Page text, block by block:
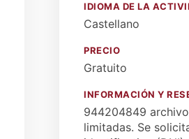
IDIOMA DE LA
Castellano
PRECIO
Gratuito
INFORMACIÓN Y
944204849
limitadas. Se